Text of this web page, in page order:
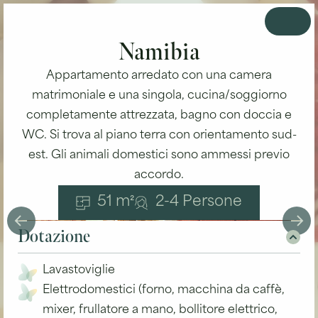
Namibia
Appartamento arredato con una camera
matrimoniale e una singola, cucina/soggiorno
completamente attrezzata, bagno con doccia e
WC. Si trova al piano terra con orientamento sud-
est. Gli animali domestici sono ammessi previo
accordo.
51 m² 2-4 Persone
Dotazione
Lavastoviglie
Elettrodomestici (forno, macchina da caffè,
mixer, frullatore a mano, bollitore elettrico,